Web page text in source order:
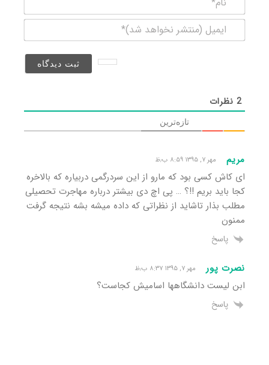
(منتشر
2نظرات
تازه‌ترین
مریم مهر ۷, ۱۳۹۵ ۸:۵۹ ب٫ظ
ای کاش کسی بود که مارو از این سردرگمی دربیاره که بالاخره
کجا باید بریم !!؟ … پی اچ دی بیشتر درباره مهاجرت تحصیلی
مطلب بذار تاشاید از نظراتی که داده میشه بشه نتیجه گرفت
ممنون
پاسخ
نصرت پور مهر ۷, ۱۳۹۵ ۸:۳۷ ب٫ظ
ابن لیست دانشگاهها اسامیش کجاست؟
پاسخ